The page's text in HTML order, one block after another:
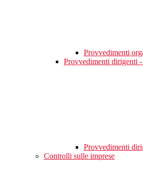
Provvedimenti
Provvedimenti dirigenti
Provvedimenti
Controlli sulle imprese